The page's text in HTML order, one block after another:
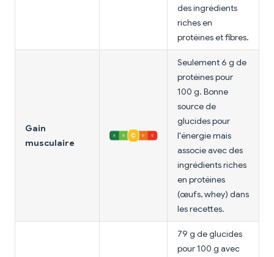
des ingrédients
riches en
protéines et fibres.
Gain
musculaire
Seulement 6 g de
protéines pour
100 g. Bonne
source de
glucides pour
l'énergie mais
associe avec des
ingrédients riches
en protéines
(œufs, whey) dans
les recettes.
79 g de glucides
pour 100 g avec